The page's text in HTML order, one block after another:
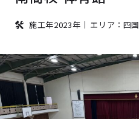
施工年2023年 エリア：四国